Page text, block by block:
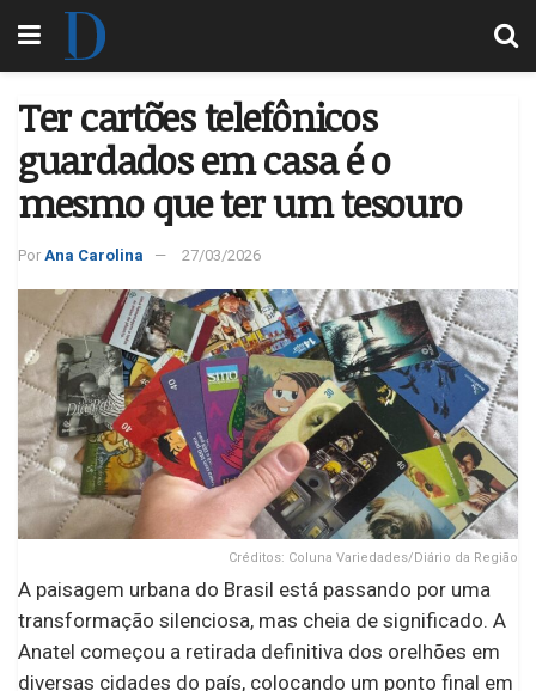
Ter cartões telefônicos
guardados em casa é o
mesmo que ter um tesouro
Por Ana Carolina 27/03/2026
Créditos: Coluna Variedades/Diário da Região
A paisagem urbana do Brasil está passando por uma
transformação silenciosa, mas cheia de significado. A
Anatel começou a retirada definitiva dos orelhões em
diversas cidades do país, colocando um ponto final em